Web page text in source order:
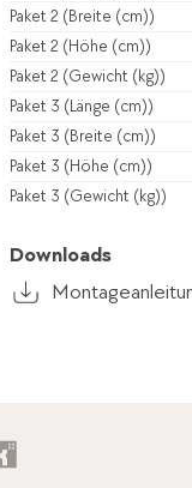
Paket 2 (Breite (cm))
Paket 2 (Höhe (cm))
Paket 2 (Gewicht (kg))
Paket 3 (Länge (cm))
Paket 3 (Breite (cm))
Paket 3 (Höhe (cm))
Paket 3 (Gewicht (kg))
Downloads